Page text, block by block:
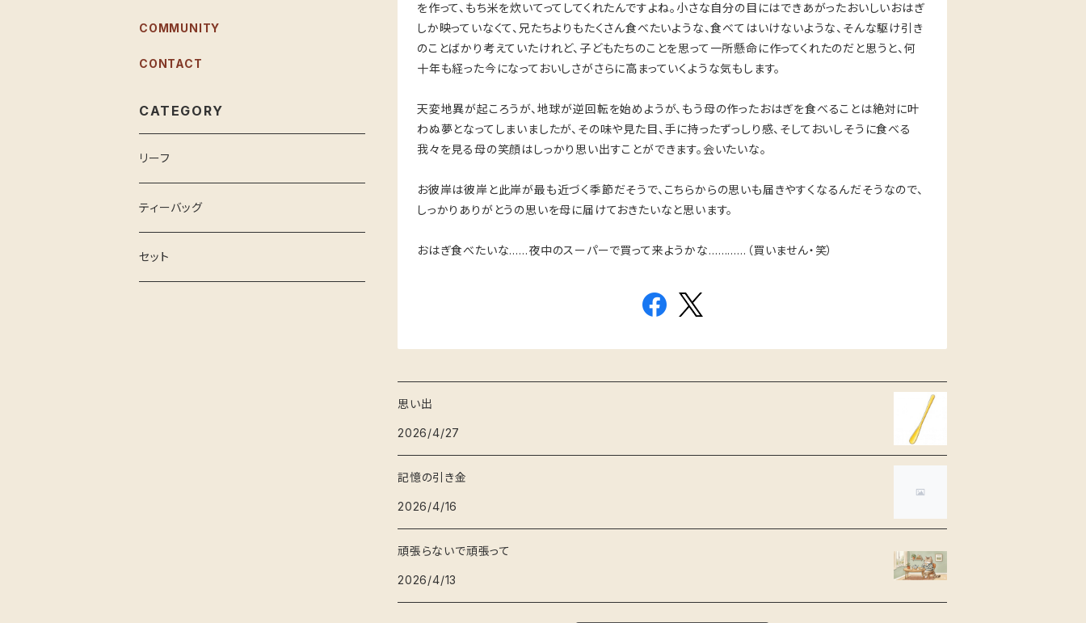
を作って、もち米を炊いてってしてくれたんですよね。小さな自分の目にはできあがったおいしいおはぎ
しか映っていなくて、兄たちよりもたくさん食べたいような、食べてはいけないような、そんな駆け引き
のことばかり考えていたけれど、子どもたちのことを思って一所懸命に作ってくれたのだと思うと、何
十年も経った今になっておいしさがさらに高まっていくような気もします。
天変地異が起ころうが、地球が逆回転を始めようが、もう母の作ったおはぎを食べることは絶対に叶
わぬ夢となってしまいましたが、その味や見た目、手に持ったずっしり感、そしておいしそうに食べる
我々を見る母の笑顔はしっかり思い出すことができます。会いたいな。
お彼岸は彼岸と此岸が最も近づく季節だそうで、こちらからの思いも届きやすくなるんだそうなので、
しっかりありがとうの思いを母に届けておきたいなと思います。
おはぎ食べたいな……夜中のスーパーで買って来ようかな…………（買いません・笑）
思い出
2026/4/27
記憶の引き金
2026/4/16
頑張らないで頑張って
2026/4/13
COMMUNITY
CONTACT
CATEGORY
リーフ
ティーバッグ
セット